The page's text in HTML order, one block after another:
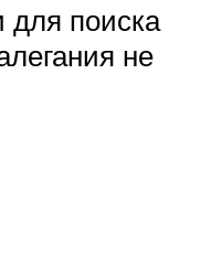
для поиска
не